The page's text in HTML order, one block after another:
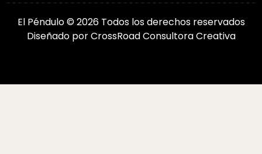
El Péndulo © 2026 Todos los derechos reservados
Diseñado porCrossRoad Consultora Creativa